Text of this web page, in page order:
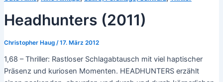
Headhunters (2011)
Christopher Haug /17. März 2012
1,68 – Thriller: Rastloser Schlagabtausch mit viel haptischer
Präsenz und kuriosen Momenten. HEADHUNTERS erzählt